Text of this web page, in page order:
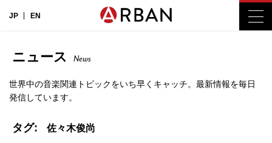
JP EN
ニュース News
世界中の音楽関連トピックをいち早くキャッチ。最新情報を毎日
発信しています。
タグ: 佐々木俊尚